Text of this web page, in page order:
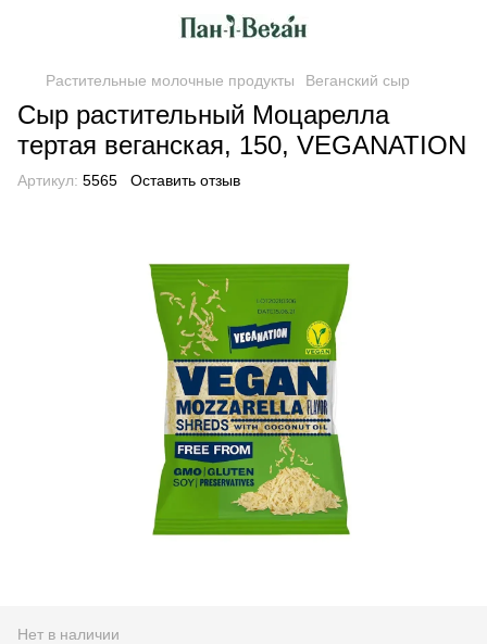
Растительные молочные продукты Веганский сыр
Сыр растительный Моцарелла
тертая веганская, 150, VEGANATION
Артикул: 5565 Оставить отзыв
Нет в наличии